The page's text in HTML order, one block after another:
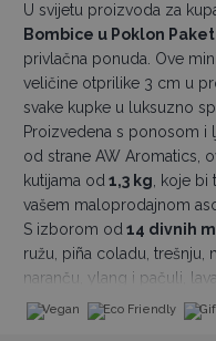
U svijetu proizvoda za
Bombice u Poklon
privlačna ponuda. Ove
veličine otprilike 3 cm u
svake kupke u luksuzno
Proizvedena s ponosom i
od strane AW Aromatics,
kutijama od 1,3 kg, koje bi
vašem maloprodajnom
S izborom od14 divnih
ružu, piña coladu, trešnju,
naranču, ylang i pačuli,
Šumeća Bombica za
Vegan Eco Friendly